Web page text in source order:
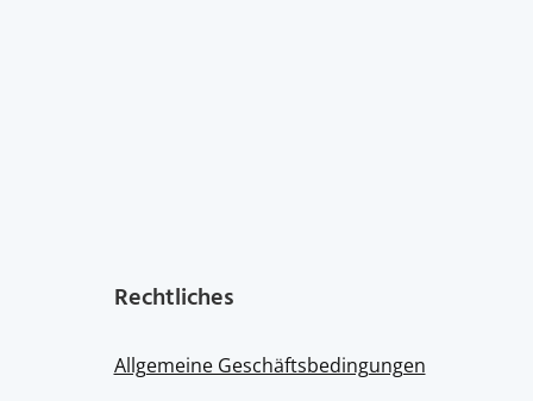
Rechtliches
Allgemeine Geschäftsbedingungen